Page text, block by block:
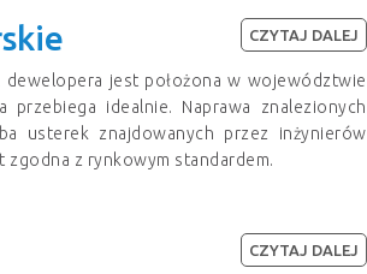
dewelopera jest położona w województwie
przebiega idealnie. Naprawa znalezionych
usterek znajdowanych przez inżynierów
zgodna z rynkowym standardem.
CZYTAJ DALEJ
CZYTAJ DALEJ